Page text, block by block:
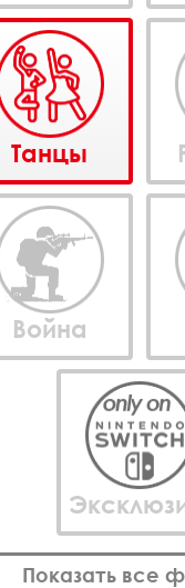
Танцы
Война
Показать все